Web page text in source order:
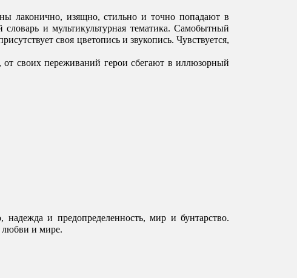
лаконично, изящно, стильно и точно попадают в
и мультикультурная тематика. Самобытный
своя цветопись и звукопись. Чувствуется,
своих переживаний герои сбегают в иллюзорный
и предопределенность, мир и бунтарство.
любви и мире.